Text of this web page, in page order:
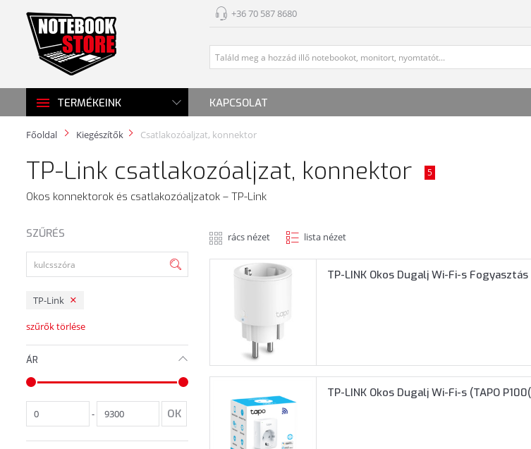
+36 70 587 8680
TERMÉKEINK KAPCSOLAT
Főoldal Kiegészítők Csatlakozóaljzat, konnektor
TP-Link csatlakozóaljzat, konnektor 5
Okos konnektorok és csatlakozóaljzatok – TP-Link
SZŰRÉS
TP-Link
szűrők törlése
ÁR
-
rács nézet lista nézet
TP-LINK Okos Dugalj Wi-Fi-s Fogyasztás
TP-LINK Okos Dugalj Wi-Fi-s (TAPO